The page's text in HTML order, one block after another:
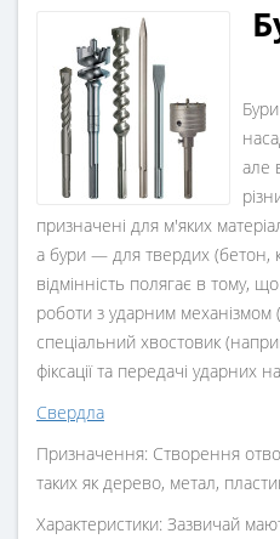
Б
але
призначені для м'яких
а бури — для твердих (бетон,
відмінність полягає в тому,
роботи з ударним механізмом
спеціальний хвостовик
фіксації та передачі ударних
Свердла
Призначення: Створення
таких як дерево, метал,
Характеристики: Зазвичай